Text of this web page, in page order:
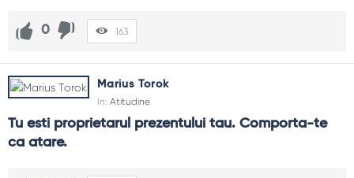
0 163
Marius Torok
In: Atitudine
Tu esti proprietarul prezentului tau. Comporta-te
ca atare.